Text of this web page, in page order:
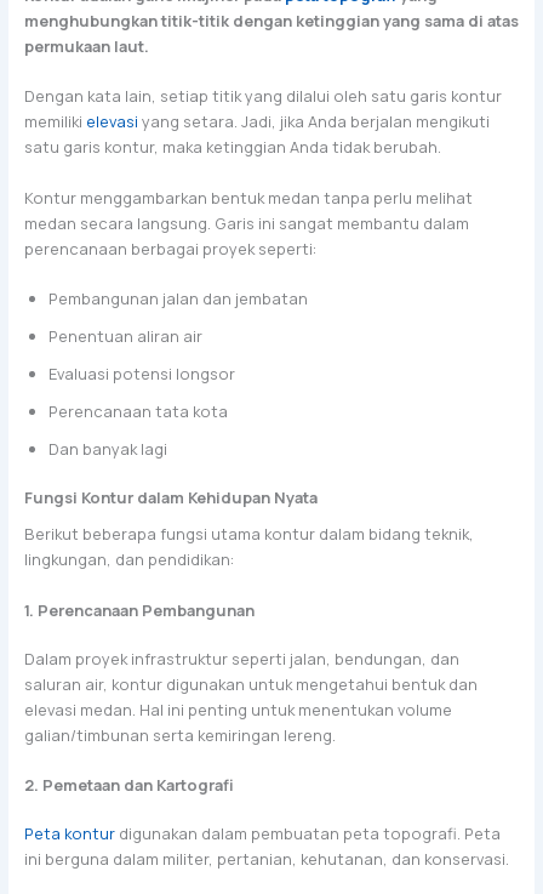
menghubungkan titik-titik dengan ketinggian yang sama di atas
permukaan laut.
Dengan kata lain, setiap titik yang dilalui oleh satu garis kontur
memiliki elevasi yang setara. Jadi, jika Anda berjalan mengikuti
satu garis kontur, maka ketinggian Anda tidak berubah.
Kontur menggambarkan bentuk medan tanpa perlu melihat
medan secara langsung. Garis ini sangat membantu dalam
perencanaan berbagai proyek seperti:
Pembangunan jalan dan jembatan
Penentuan aliran air
Evaluasi potensi longsor
Perencanaan tata kota
Dan banyak lagi
Fungsi Kontur dalam Kehidupan Nyata
Berikut beberapa fungsi utama kontur dalam bidang teknik,
lingkungan, dan pendidikan:
1. Perencanaan Pembangunan
Dalam proyek infrastruktur seperti jalan, bendungan, dan
saluran air, kontur digunakan untuk mengetahui bentuk dan
elevasi medan. Hal ini penting untuk menentukan volume
galian/timbunan serta kemiringan lereng.
2. Pemetaan dan Kartografi
Peta konturdigunakan dalam pembuatan peta topografi. Peta
ini berguna dalam militer, pertanian, kehutanan, dan konservasi.